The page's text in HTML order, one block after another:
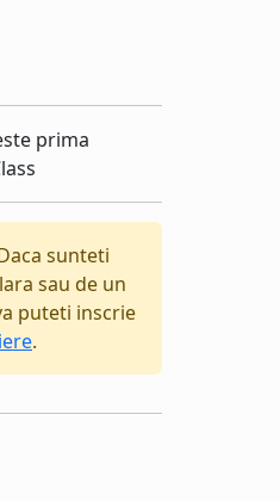
prima
sunteti
sau de un
puteti inscrie
.